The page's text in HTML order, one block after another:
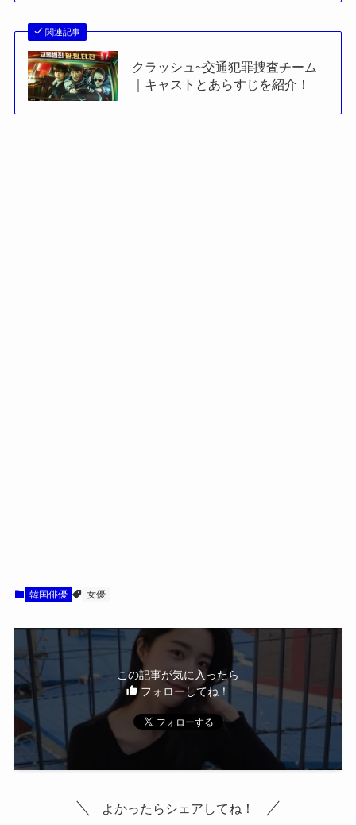
関連記事
クラッシュ~交通犯罪捜査チーム
｜キャストとあらすじを紹介！
韓国俳優 女優
この記事が気に入ったら
フォローしてね！
よかったらシェアしてね！